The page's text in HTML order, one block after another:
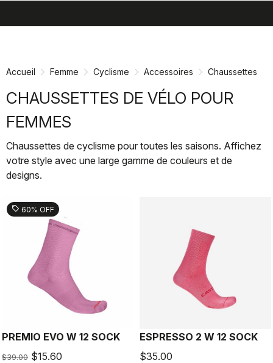
directement
navigation
directement
Accueil Femme Cyclisme Accessoires Chaussettes
CHAUSSETTES DE VÉLO POUR
FEMMES
Chaussettes de cyclisme pour toutes les saisons. Affichez
votre style avec une large gamme de couleurs et de
designs.
sell 60% OFF
PREMIO EVO W 12 SOCK
$39.00 $15.60
ESPRESSO 2 W 12 SOCK
$35.00